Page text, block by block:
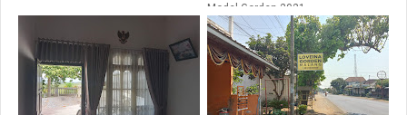
Model Gorden 2021
WA:081235480320